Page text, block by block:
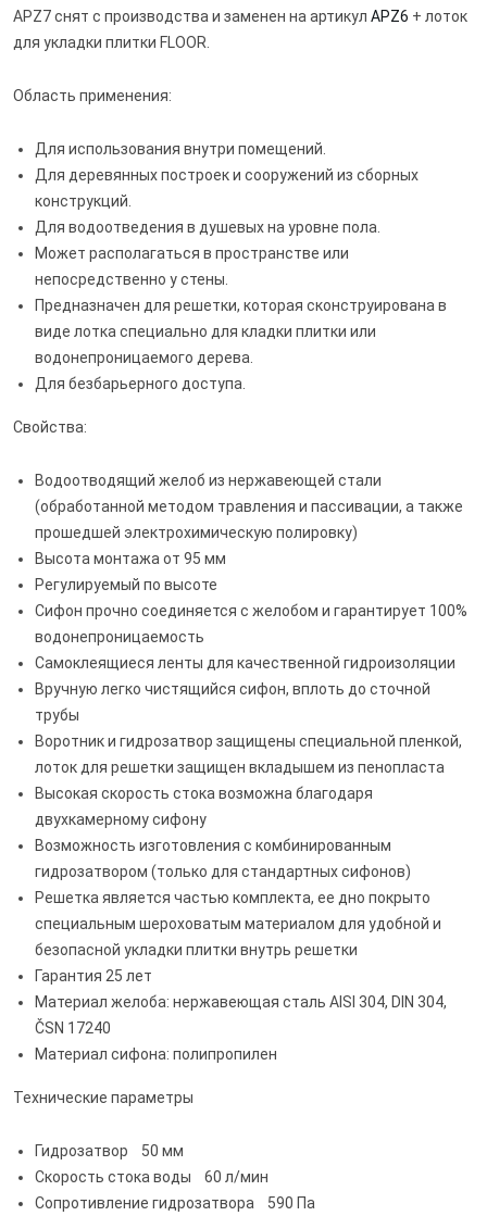
APZ7 снят с производства и заменен на артикул APZ6 + лоток
для укладки плитки FLOOR.
Область применения:
Для использования внутри помещений.
Для деревянных построек и сооружений из сборных
конструкций.
Для водоотведения в душевых на уровне пола.
Может располагаться в пространстве или
непосредственно у стены.
Предназначен для решетки, которая сконструирована в
виде лотка специально для кладки плитки или
водонепроницаемого дерева.
Для безбарьерного доступа.
Свойства:
Водоотводящий желоб из нержавеющей стали
(обработанной методом травления и пассивации, а также
прошедшей электрохимическую полировку)
Высота монтажа от 95 мм
Регулируемый по высоте
Сифон прочно соединяется с желобом и гарантирует 100%
водонепроницаемость
Самоклеящиеся ленты для качественной гидроизоляции
Вручную легко чистящийся сифон, вплоть до сточной
трубы
Воротник и гидрозатвор защищены специальной пленкой,
лоток для решетки защищен вкладышем из пенопласта
Высокая скорость стока возможна благодаря
двухкамерному сифону
Возможность изготовления с комбинированным
гидрозатвором (только для стандартных сифонов)
Решетка является частью комплекта, ее дно покрыто
специальным шероховатым материалом для удобной и
безопасной укладки плитки внутрь решетки
Гарантия 25 лет
Материал желоба: нержавеющая сталь AISI 304, DIN 304,
ČSN 17240
Материал сифона: полипропилен
Технические параметры
Гидрозатвор 50 мм
Скорость стока воды 60 л/мин
Сопротивление гидрозатвора 590 Па